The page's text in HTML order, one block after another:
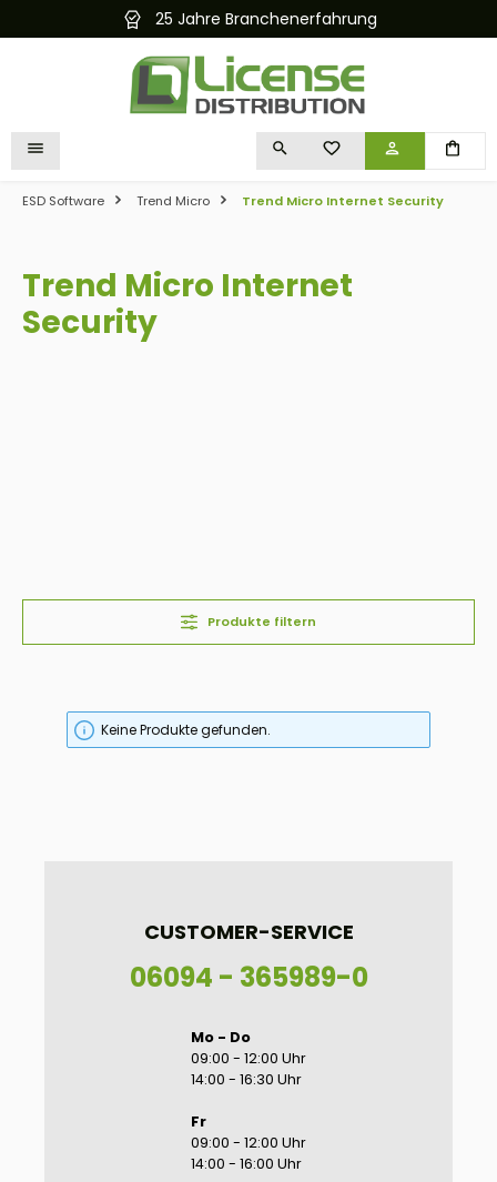
springen 25 Jahre Branchenerfahrung
DU HAST 0 PRODUKTE
ESD Software Trend Micro Trend Micro Internet Security
Trend Micro Internet
Security
Produkte filtern
CUSTOMER-SERVICE
06094 - 365989-0
Mo - Do
09:00 - 12:00 Uhr
14:00 - 16:30 Uhr
Fr
09:00 - 12:00 Uhr
14:00 - 16:00 Uhr
Keine Produkte gefunden.